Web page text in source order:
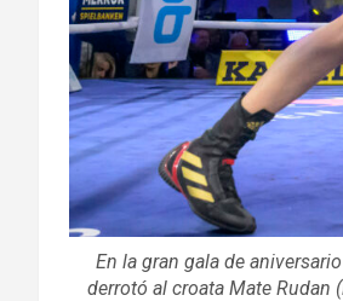
En la gran gala de
derrotó al croata Mate Rudan